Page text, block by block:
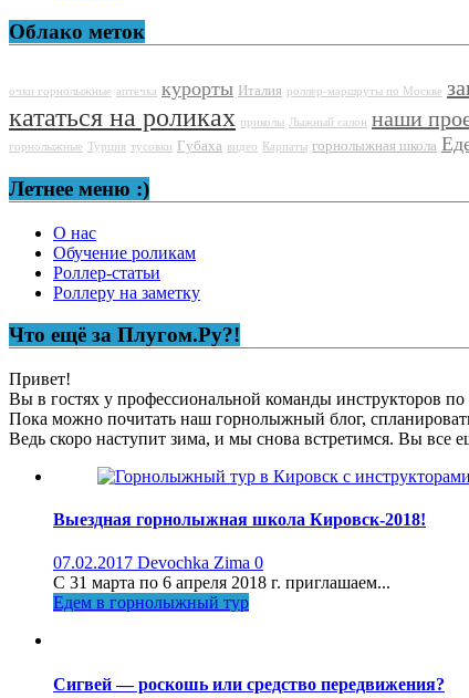
Облако меток
очки горнолыжные аптечка курорты Италия роллер-маршруты по Москве
кататься на роликах приколы Лыжный салон наши
горнолыжные Турция тусовки Губаха видео Карпаты горнолыжная школа
Летнее меню :)
О нас
Обучение роликам
Роллер-статьи
Роллеру на заметку
Что ещё за Плугом.Ру?!
Привет!
Вы в гостях у профессиональной команды инструкторов
Пока можно почитать наш горнолыжный блог,
Ведь скоро наступит зима, и мы снова встретимся. Вы все
Выездная горнолыжная школа Кировск-2018!
07.02.2017 Devochka Zima 0
С 31 марта по 6 апреля 2018 г. приглашаем...
Едем в горнолыжный тур
Сигвей — роскошь или средство передвижения?